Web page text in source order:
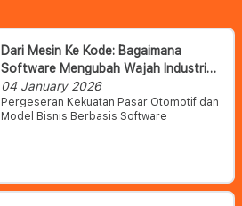
Dari Mesin Ke Kode: Bagaimana
Software Mengubah Wajah Industri
Otomotif Dan Daya Saing Pasar
04 January 2026
Pergeseran Kekuatan Pasar Otomotif dan
Model Bisnis Berbasis Software